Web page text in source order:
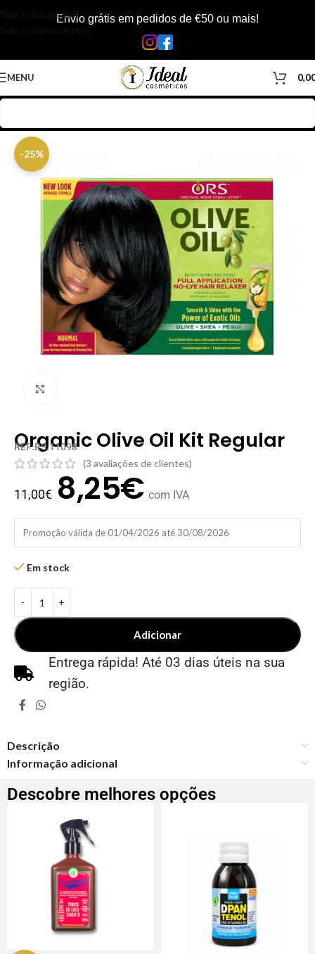
Skip to navigationEnvio grátis em pedidos de €50 ou mais!
MENU
-25%
Organic Olive Oil Kit Regular
REF:RS.11098
(3 avaliações de clientes)
11,00€ 8,25€ com IVA
Promoção válida de 01/04/2026 até 30/08/2026
Em stock
Adicionar
Entrega rápida! Até 03 dias úteis na sua
região.
Descrição
Informação adicional
Descobre melhores opções